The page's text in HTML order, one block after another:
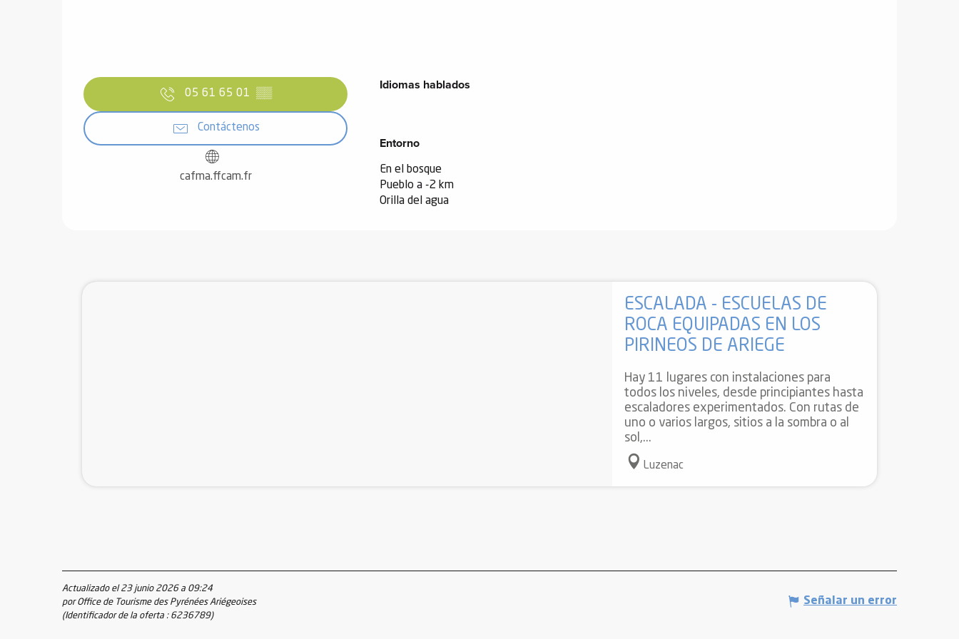
05 61 65 01 ▒▒
Contáctenos
cafma.ffcam.fr
Idiomas hablados
Idiomas hablados
Entorno
Entorno
En el bosque
Pueblo a -2 km
Orilla del agua
ESCALADA - ESCUELAS DE
ROCA EQUIPADAS EN LOS
PIRINEOS DE ARIEGE
Hay 11 lugares con instalaciones para
todos los niveles, desde principiantes hasta
escaladores experimentados. Con rutas de
uno o varios largos, sitios a la sombra o al
sol,...
Luzenac
Actualizado el 23 junio 2026 a 09:24
por Office de Tourisme des Pyrénées Ariégeoises
(Identificador de la oferta : 6236789)
Señalar un error